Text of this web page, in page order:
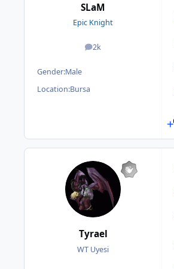
SLaM
Epic Knight
2k
posts
Gender:Male
Location:Bursa
Tyrael
WT Uyesi